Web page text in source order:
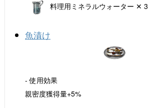
料理用ミネラルウォーター ✕ 3
魚漬け
- 使用効果
親密度獲得量+5%